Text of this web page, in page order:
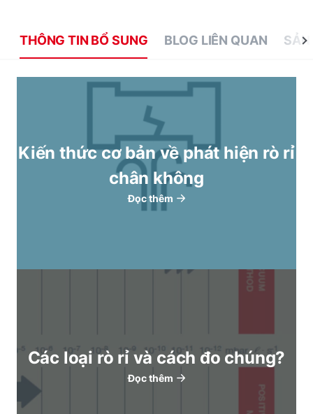
THÔNG TIN BỔ SUNG BLOG LIÊN QUAN SẢN
Kiến thức cơ bản về phát hiện rò rỉ
chân không
Đọc thêm
Các loại rò rỉ và cách đo chúng?
Đọc thêm